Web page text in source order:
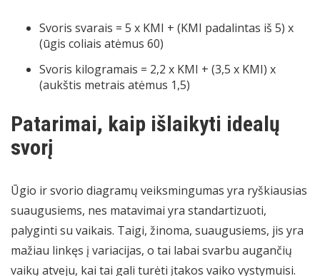
Svoris svarais = 5 x KMI + (KMI padalintas iš 5) x
(ūgis coliais atėmus 60)
Svoris kilogramais = 2,2 x KMI + (3,5 x KMI) x
(aukštis metrais atėmus 1,5)
Patarimai, kaip išlaikyti idealų
svorį
Ūgio ir svorio diagramų veiksmingumas yra ryškiausias
suaugusiems, nes matavimai yra standartizuoti,
palyginti su vaikais. Taigi, žinoma, suaugusiems, jis yra
mažiau linkęs į variacijas, o tai labai svarbu augančių
vaikų atveju, kai tai gali turėti įtakos vaiko vystymuisi.